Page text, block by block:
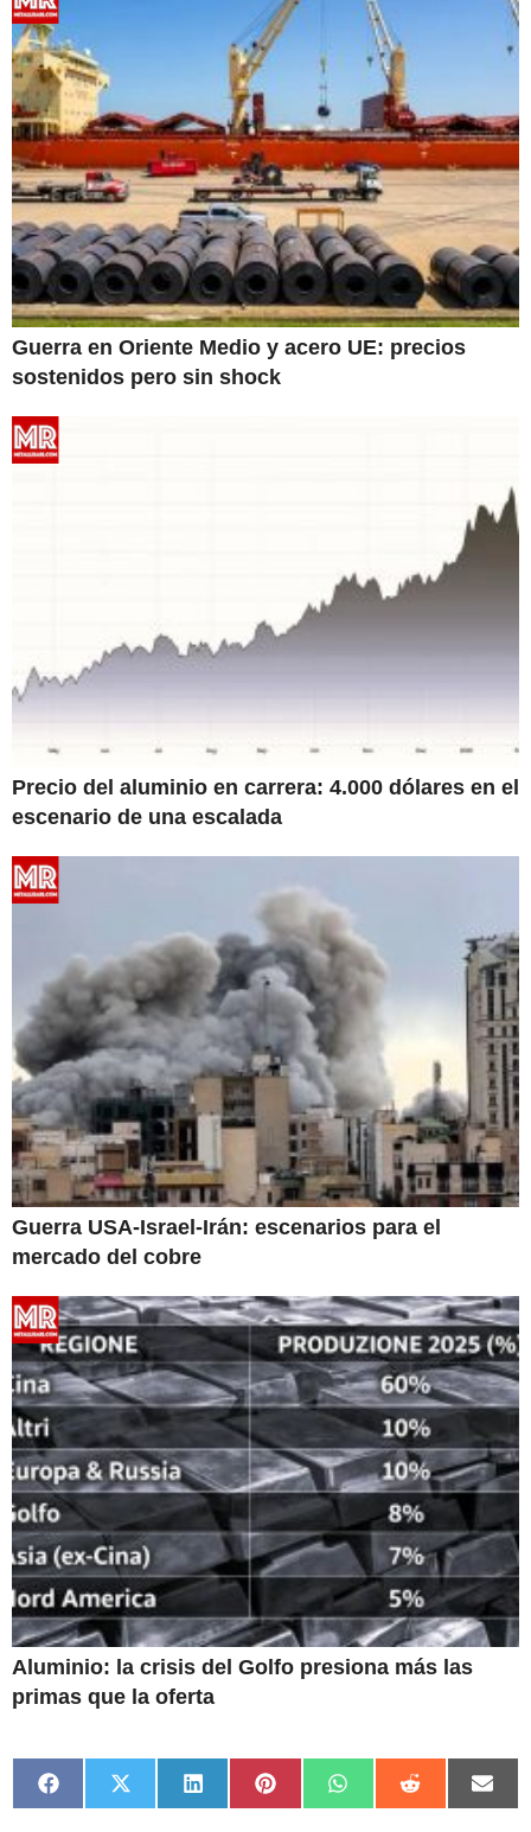
Guerra en Oriente Medio y acero UE: precios
sostenidos pero sin shock
Precio del aluminio en carrera: 4.000 dólares en el
escenario de una escalada
Guerra USA-Israel-Irán: escenarios para el
mercado del cobre
Aluminio: la crisis del Golfo presiona más las
primas que la oferta
CompartirCompartirCompartirCompartirCompartirCompartir